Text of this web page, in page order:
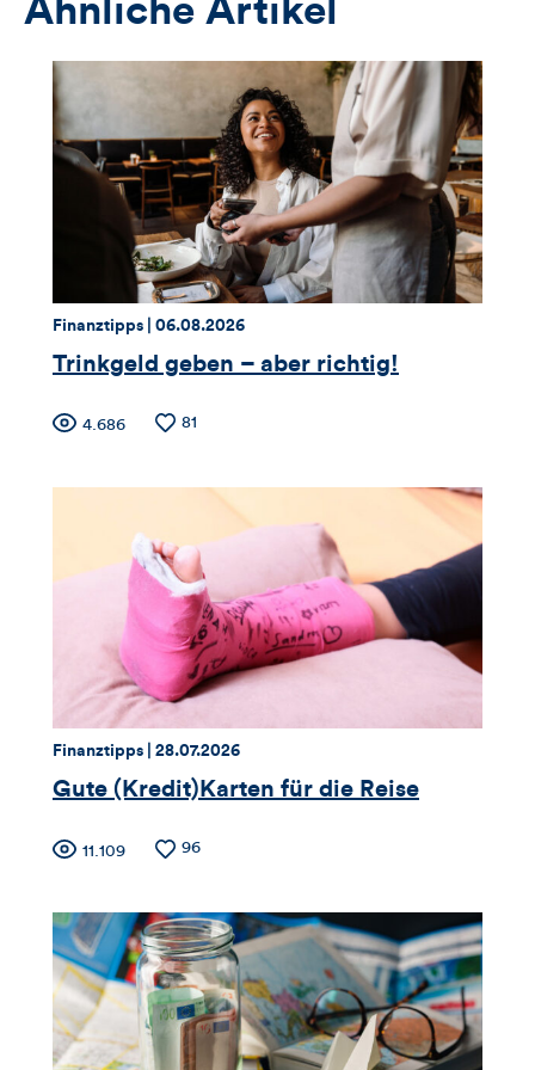
Ähnliche Artikel
Thema:
Finanztipps | Datum:
06.08.2026
Trinkgeld geben – aber richtig!
Zähler
für
Views,
Likes
und
Kommentare
dieses
Artikels
Anzahl4.686
Anzahl
81
Thema:
Finanztipps | Datum:
28.07.2026
Gute (Kredit)Karten für die Reise
Zähler
für
Views,
Likes
und
Anzahl11.109
Anzahl
96